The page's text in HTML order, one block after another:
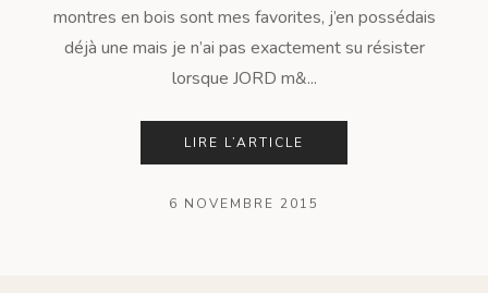
montres en bois sont mes favorites, j’en possédais
déjà une mais je n’ai pas exactement su résister
lorsque JORD m&...
LIRE L’ARTICLE
6 NOVEMBRE 2015